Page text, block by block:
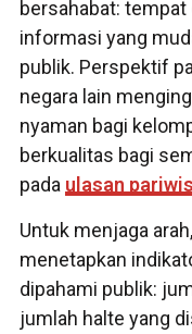
bersahabat:
informasi yang
publik. Perspektif
negara lain
nyaman bagi
berkualitas bagi
pada ulasan
Untuk menjaga
menetapkan
dipahami publik:
jumlah halte yang